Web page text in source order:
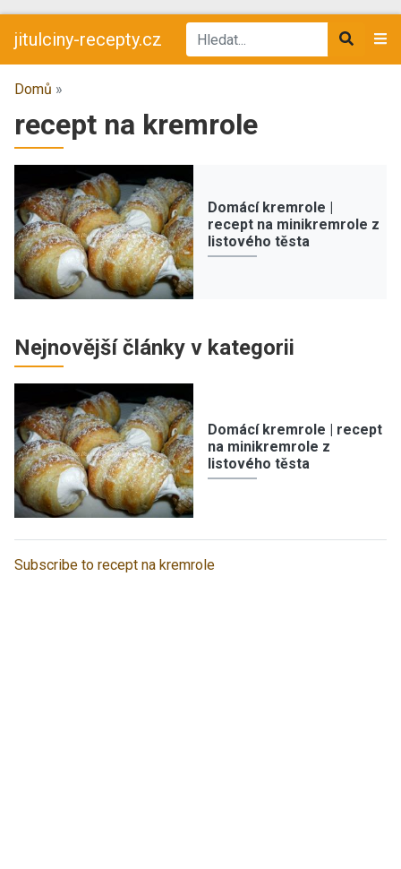
jitulciny-recepty.cz
Domů »
recept na kremrole
Domácí kremrole |
recept na minikremrole z
listového těsta
Nejnovější články v kategorii
Domácí kremrole | recept
na minikremrole z
listového těsta
Subscribe to recept na kremrole